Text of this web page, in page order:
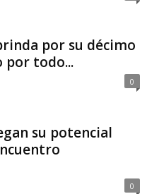
por su décimo
por todo...
0
su potencial
0